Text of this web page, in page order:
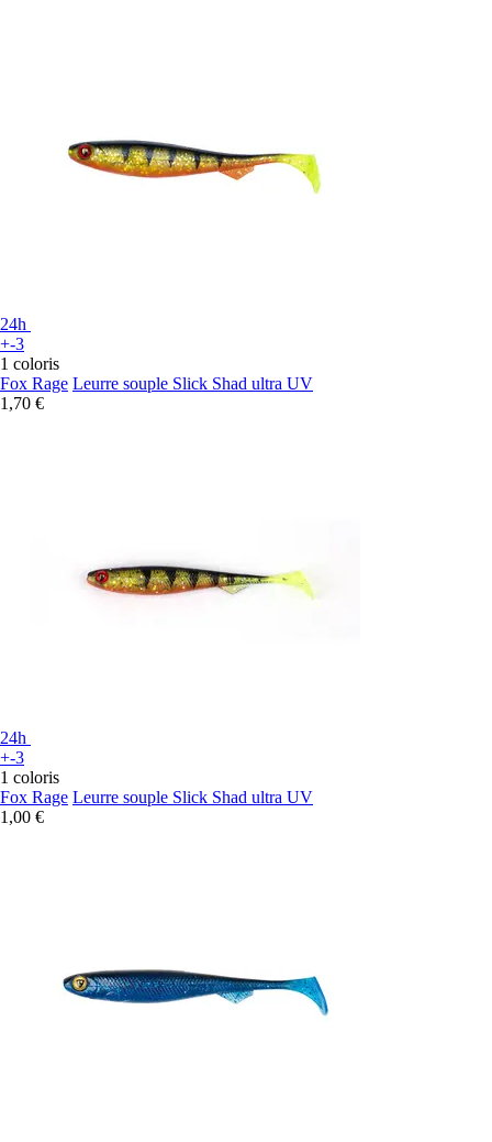
24h
+-3
1 coloris
Fox Rage Leurre souple Slick Shad ultra UV
1,70 €
24h
+-3
1 coloris
Fox Rage Leurre souple Slick Shad ultra UV
1,00 €